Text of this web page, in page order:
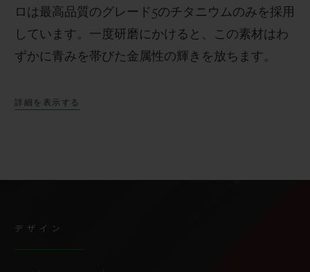
ロは最高品質のグレード 5のチタニウムのみを採用
しています。一度研磨にかけると、この素材はわ
ずかに青みを帯びた金属性の輝きを放ちます。
詳細を表示する
デザイン